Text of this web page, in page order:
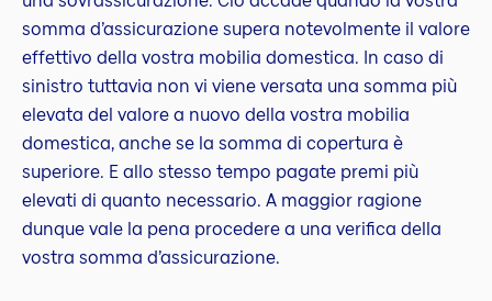
somma d’assicurazione supera notevolmente il valore
effettivo della vostra mobilia domestica. In caso di
sinistro tuttavia non vi viene versata una somma più
elevata del valore a nuovo della vostra mobilia
domestica, anche se la somma di copertura è
superiore. E allo stesso tempo pagate premi più
elevati di quanto necessario. A maggior ragione
dunque vale la pena procedere a una verifica della
vostra somma d’assicurazione.